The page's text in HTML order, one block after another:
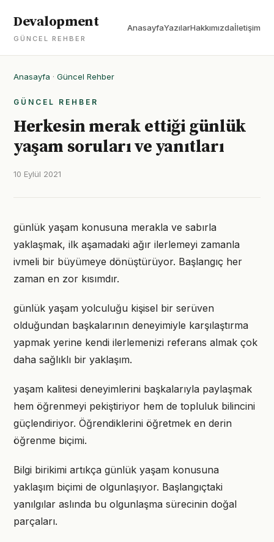
Devalopment
GÜNCEL REHBER
AnasayfaYazılarHakkımızdaİletişim
Anasayfa · Güncel Rehber
GÜNCEL REHBER
Herkesin merak ettiği günlük
yaşam soruları ve yanıtları
10 Eylül 2021
günlük yaşam konusuna merakla ve sabırla
yaklaşmak, ilk aşamadaki ağır ilerlemeyi zamanla
ivmeli bir büyümeye dönüştürüyor. Başlangıç her
zaman en zor kısımdır.
günlük yaşam yolculuğu kişisel bir serüven
olduğundan başkalarının deneyimiyle karşılaştırma
yapmak yerine kendi ilerlemenizi referans almak çok
daha sağlıklı bir yaklaşım.
yaşam kalitesi deneyimlerini başkalarıyla paylaşmak
hem öğrenmeyi pekiştiriyor hem de topluluk bilincini
güçlendiriyor. Öğrendiklerini öğretmek en derin
öğrenme biçimi.
Bilgi birikimi artıkça günlük yaşam konusuna
yaklaşım biçimi de olgunlaşıyor. Başlangıçtaki
yanılgılar aslında bu olgunlaşma sürecinin doğal
parçaları.